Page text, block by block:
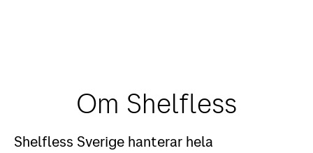
Om Shelfless
Shelfless Sverige hanterar hela